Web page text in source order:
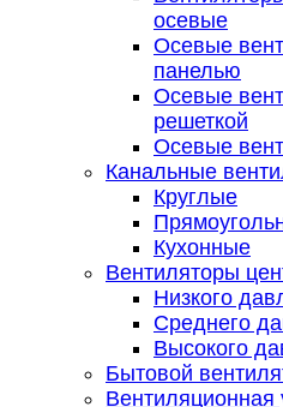
осевые
Осевые
панелью
Осевые
решеткой
Осевые
Канальные
Круглые
Кухонные
Вентиляторы
Низкого
Среднего
Высокого
Бытовой
Вентиляционная